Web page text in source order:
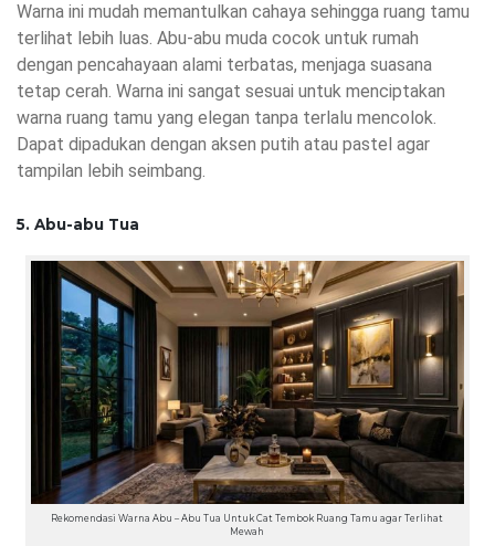
Warna ini mudah memantulkan cahaya sehingga ruang tamu
terlihat lebih luas. Abu-abu muda cocok untuk rumah
dengan pencahayaan alami terbatas, menjaga suasana
tetap cerah. Warna ini sangat sesuai untuk menciptakan
warna ruang tamu yang elegan tanpa terlalu mencolok.
Dapat dipadukan dengan aksen putih atau pastel agar
tampilan lebih seimbang.
5. Abu-abu Tua
Rekomendasi Warna Abu – Abu Tua Untuk Cat Tembok Ruang Tamu agar Terlihat
Mewah